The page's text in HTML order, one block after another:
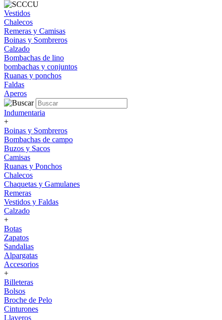
Vestidos
Chalecos
Remeras y Camisas
Boinas y Sombreros
Calzado
Bombachas de lino
bombachas y conjuntos
Ruanas y ponchos
Faldas
Aperos
Indumentaria
+
Boinas y Sombreros
Bombachas de campo
Buzos y Sacos
Camisas
Ruanas y Ponchos
Chalecos
Chaquetas y Gamulanes
Remeras
Vestidos y Faldas
Calzado
+
Botas
Zapatos
Sandalias
Alpargatas
Accesorios
+
Billeteras
Bolsos
Broche de Pelo
Cinturones
Llaveros